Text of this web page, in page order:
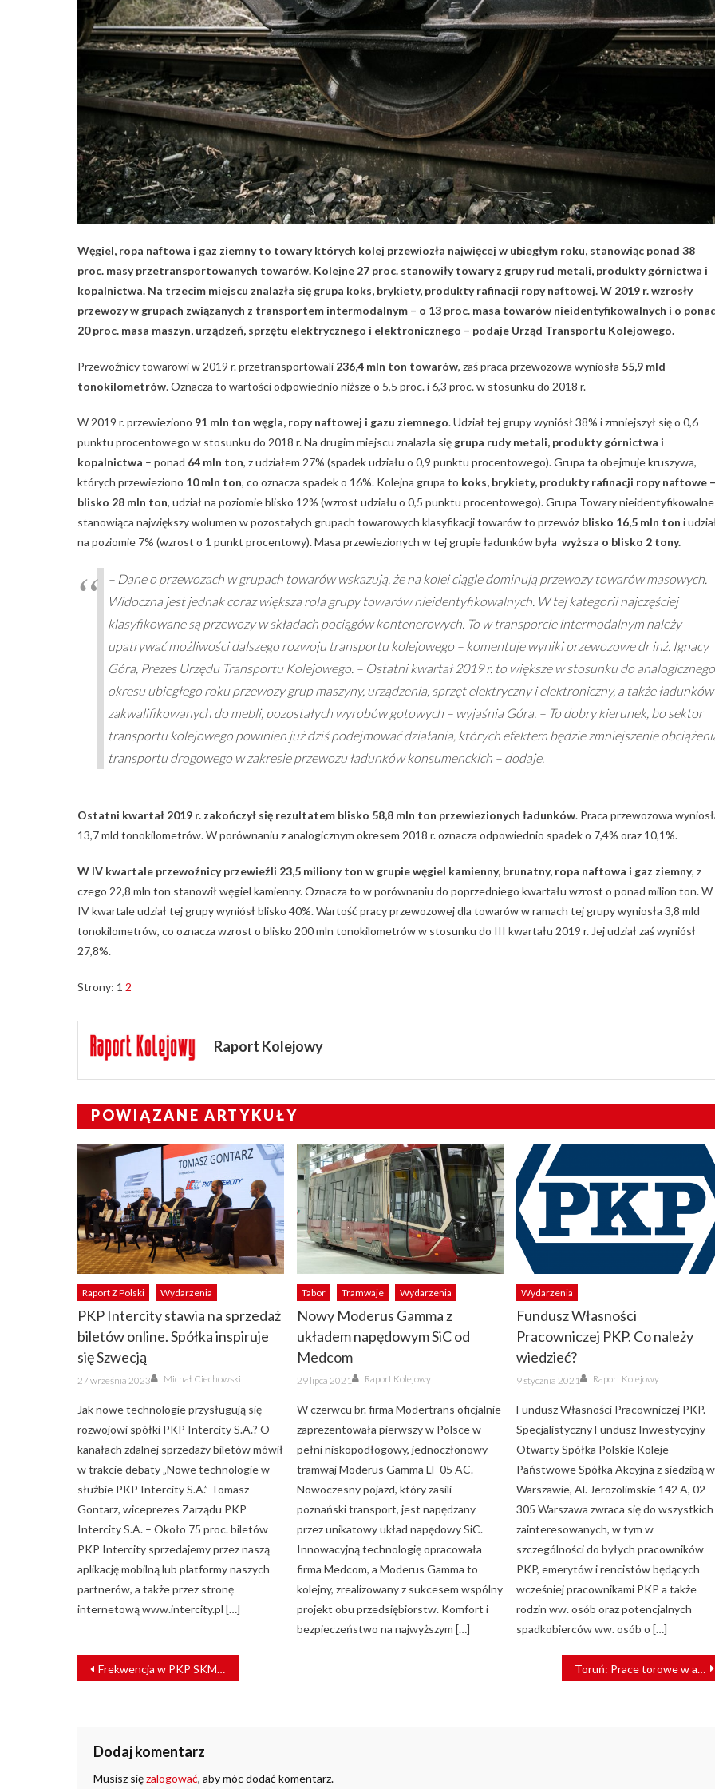
Węgiel, ropa naftowa i gaz ziemny to towary których kolej przewiozła najwięcej w ubiegłym roku, stanowiąc ponad 38
proc. masy przetransportowanych towarów. Kolejne 27 proc. stanowiły towary z grupy rud metali, produkty górnictwa i
kopalnictwa. Na trzecim miejscu znalazła się grupa koks, brykiety, produkty rafinacji ropy naftowej. W 2019 r. wzrosły
przewozy w grupach związanych z transportem intermodalnym – o 13 proc. masa towarów nieidentyfikowalnych i o
20 proc. masa maszyn, urządzeń, sprzętu elektrycznego i elektronicznego – podaje Urząd Transportu Kolejowego.
Przewoźnicy towarowi w 2019 r. przetransportowali 236,4 mln ton towarów, zaś praca przewozowa wyniosła 55,9 mld
tonokilometrów. Oznacza to wartości odpowiednio niższe o 5,5 proc. i 6,3 proc. w stosunku do 2018 r.
W 2019 r. przewieziono 91 mln ton węgla, ropy naftowej i gazu ziemnego. Udział tej grupy wyniósł 38% i zmniejszył się o 0,6
punktu procentowego w stosunku do 2018 r. Na drugim miejscu znalazła się grupa rudy metali, produkty górnictwa i
kopalnictwa – ponad 64 mln ton, z udziałem 27% (spadek udziału o 0,9 punktu procentowego). Grupa ta obejmuje kruszywa,
których przewieziono 10 mln ton, co oznacza spadek o 16%. Kolejna grupa to koks, brykiety, produkty rafinacji ropy naftowe –
blisko 28 mln ton, udział na poziomie blisko 12% (wzrost udziału o 0,5 punktu procentowego). Grupa Towary nieidentyfikowalne
stanowiąca największy wolumen w pozostałych grupach towarowych klasyfikacji towarów to przewóz blisko 16,5 mln ton i
na poziomie 7% (wzrost o 1 punkt procentowy). Masa przewiezionych w tej grupie ładunków była wyższa o blisko 2 tony.
– Dane o przewozach w grupach towarów wskazują, że na kolei ciągle dominują przewozy towarów masowych.
Widoczna jest jednak coraz większa rola grupy towarów nieidentyfikowalnych. W tej kategorii najczęściej
klasyfikowane są przewozy w składach pociągów kontenerowych. To w transporcie intermodalnym należy
upatrywać możliwości dalszego rozwoju transportu kolejowego – komentuje wyniki przewozowe dr inż. Ignacy
Góra, Prezes Urzędu Transportu Kolejowego. – Ostatni kwartał 2019 r. to większe w stosunku do analogicznego
okresu ubiegłego roku przewozy grup maszyny, urządzenia, sprzęt elektryczny i elektroniczny, a także ładunków
zakwalifikowanych do mebli, pozostałych wyrobów gotowych – wyjaśnia Góra. – To dobry kierunek, bo sektor
transportu kolejowego powinien już dziś podejmować działania, których efektem będzie zmniejszenie
transportu drogowego w zakresie przewozu ładunków konsumenckich – dodaje.
Ostatni kwartał 2019 r. zakończył się rezultatem blisko 58,8 mln ton przewiezionych ładunków. Praca przewozowa
13,7 mld tonokilometrów. W porównaniu z analogicznym okresem 2018 r. oznacza odpowiednio spadek o 7,4% oraz 10,1%.
W IV kwartale przewoźnicy przewieźli 23,5 miliony ton w grupie węgiel kamienny, brunatny, ropa naftowa i gaz ziemny, z
czego 22,8 mln ton stanowił węgiel kamienny. Oznacza to w porównaniu do poprzedniego kwartału wzrost o ponad milion ton. W
IV kwartale udział tej grupy wyniósł blisko 40%. Wartość pracy przewozowej dla towarów w ramach tej grupy wyniosła 3,8 mld
tonokilometrów, co oznacza wzrost o blisko 200 mln tonokilometrów w stosunku do III kwartału 2019 r. Jej udział zaś wyniósł
27,8%.
Strony: 1 2
Raport Kolejowy
POWIĄZANE ARTYKUŁY
Raport Z Polski Wydarzenia
PKP Intercity stawia na sprzedaż
biletów online. Spółka inspiruje
się Szwecją
Posted
on
27 września 2023 Author
Michał Ciechowski
Jak nowe technologie przysługują się
rozwojowi spółki PKP Intercity S.A.? O
kanałach zdalnej sprzedaży biletów mówił
w trakcie debaty „Nowe technologie w
służbie PKP Intercity S.A.” Tomasz
Gontarz, wiceprezes Zarządu PKP
Intercity S.A. – Około 75 proc. biletów
PKP Intercity sprzedajemy przez naszą
aplikację mobilną lub platformy naszych
partnerów, a także przez stronę
internetową www.intercity.pl […]
Tabor Tramwaje Wydarzenia
Nowy Moderus Gamma z
układem napędowym SiC od
Medcom
Posted
on
29 lipca 2021 Author
Raport Kolejowy
W czerwcu br. firma Modertrans oficjalnie
zaprezentowała pierwszy w Polsce w
pełni niskopodłogowy, jednoczłonowy
tramwaj Moderus Gamma LF 05 AC.
Nowoczesny pojazd, który zasili
poznański transport, jest napędzany
przez unikatowy układ napędowy SiC.
Innowacyjną technologię opracowała
firma Medcom, a Moderus Gamma to
kolejny, zrealizowany z sukcesem wspólny
projekt obu przedsiębiorstw. Komfort i
bezpieczeństwo na najwyższym […]
Wydarzenia
Fundusz Własności
Pracowniczej PKP. Co należy
wiedzieć?
Posted
on
9 stycznia 2021 Author
Raport Kolejowy
Fundusz Własności Pracowniczej PKP.
Specjalistyczny Fundusz Inwestycyjny
Otwarty Spółka Polskie Koleje
Państwowe Spółka Akcyjna z siedzibą w
Warszawie, Al. Jerozolimskie 142 A, 02-
305 Warszawa zwraca się do wszystkich
zainteresowanych, w tym w
szczególności do byłych pracowników
PKP, emerytów i rencistów będących
wcześniej pracownikami PKP a także
rodzin ww. osób oraz potencjalnych
spadkobierców ww. osób o […]
NAWIGACJA
WPISU
Frekwencja w PKP SKM Trójmiasto spadła nawet o 90 proc. Toruń: Prace torowe w al. św. Jana Pawła II trwają
Dodaj komentarz
Musisz sięzalogować, aby móc dodać komentarz.